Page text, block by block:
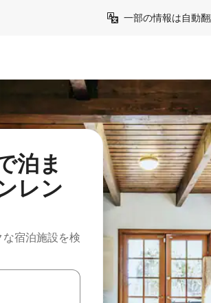
一部の情報は自動翻
泊ま
レン
宿泊施設を検
キーを使って移動するか、画面をタッチまた